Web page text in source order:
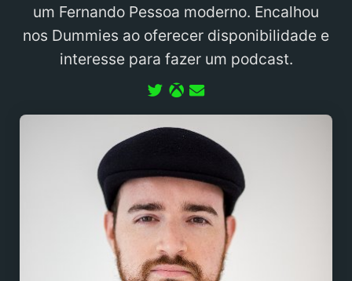
um Fernando Pessoa moderno. Encalhou
nos Dummies ao oferecer disponibilidade e
interesse para fazer um podcast.